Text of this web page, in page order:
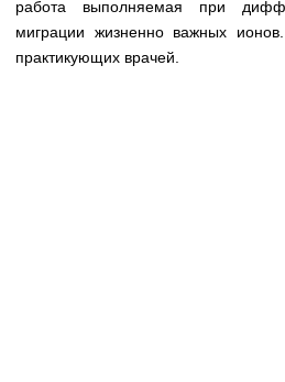
Нормы лабораторных и
исследований
работа выполняемая при
миграции жизненно важных ионов.
практикующих врачей.